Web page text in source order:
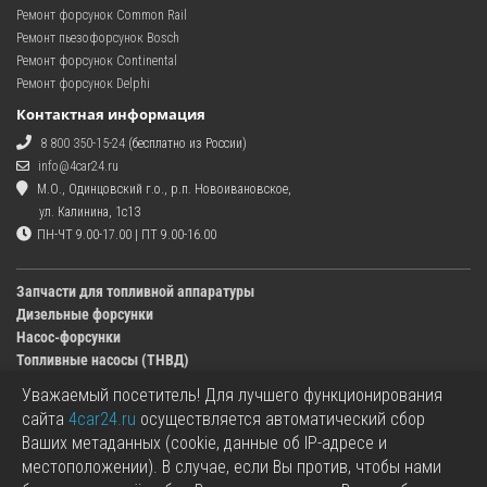
Ремонт форсунок Common Rail
Ремонт пьезофорсунок Bosch
Ремонт форсунок Continental
Ремонт форсунок Delphi
Контактная информация
8 800 350-15-24 (бесплатно из России)
info@4car24.ru
М.О., Одинцовский г.о., р.п. Новоивановское,
ул. Калинина, 1с13
ПН-ЧТ 9.00-17.00 | ПТ 9.00-16.00
Запчасти для топливной аппаратуры
Дизельные форсунки
Насос-форсунки
Топливные насосы (ТНВД)
Изображения деталей, представленных в каталоге на сайте, могут отличаться от
оригиналов.
Информация о цене запчасти, указанная в каталоге на сайте, может отличаться от
фактической к моменту оформления заказа.
Уважаемый посетитель! Для лучшего функционирования
сайта 4car24.ru осуществляется автоматический сбор
Ваших метаданных (cookie, данные об IP-адресе и
местоположении). В случае, если Вы против, чтобы нами